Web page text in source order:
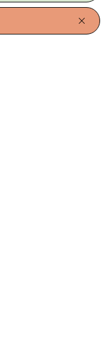
hus.
vi lagrer e-